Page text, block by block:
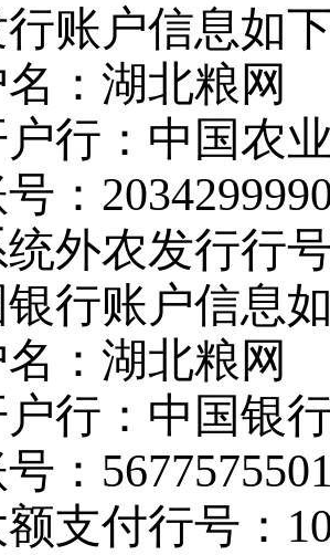
账户信息如
名：湖北粮网
行：中国农
：
统外农发行行
行账户信息
名：湖北粮网
行：中国银
：
支付行号：